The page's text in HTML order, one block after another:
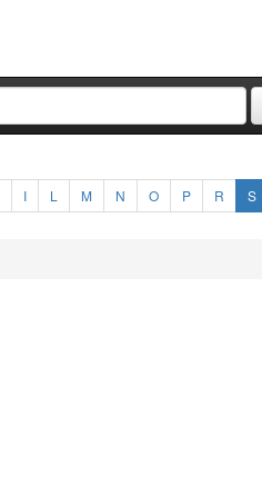
I L M N O P R S